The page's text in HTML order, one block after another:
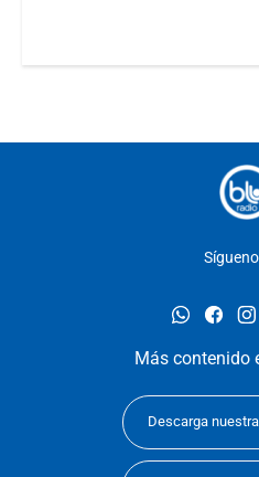
whatsapp
Más contenido
Descarga